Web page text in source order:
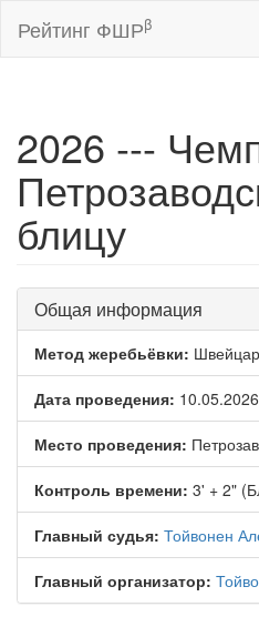
Рейтинг ФШРβ
2026 ---
блицу
Общая информация
Метод жеребьёвки:
Дата проведения: 10.05.2026
Место проведения:
Контроль времени: 3' + 2"
Главный судья: Тойвонен
Главный организатор: